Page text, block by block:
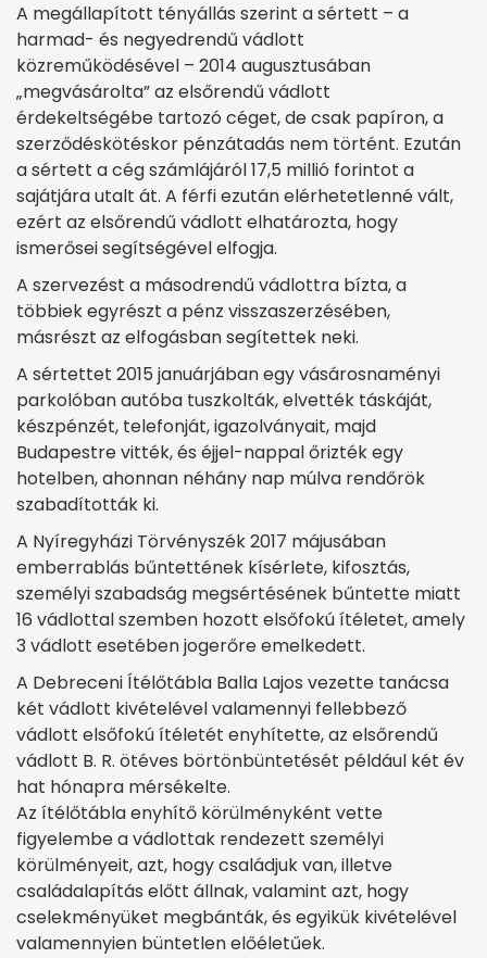
A megállapított tényállás szerint a sértett – a
harmad- és negyedrendű vádlott
közreműködésével – 2014 augusztusában
„megvásárolta” az elsőrendű vádlott
érdekeltségébe tartozó céget, de csak papíron, a
szerződéskötéskor pénzátadás nem történt. Ezután
a sértett a cég számlájáról 17,5 millió forintot a
sajátjára utalt át. A férfi ezután elérhetetlenné vált,
ezért az elsőrendű vádlott elhatározta, hogy
ismerősei segítségével elfogja.
A szervezést a másodrendű vádlottra bízta, a
többiek egyrészt a pénz visszaszerzésében,
másrészt az elfogásban segítettek neki.
A sértettet 2015 januárjában egy vásárosnaményi
parkolóban autóba tuszkolták, elvették táskáját,
készpénzét, telefonját, igazolványait, majd
Budapestre vitték, és éjjel-nappal őrizték egy
hotelben, ahonnan néhány nap múlva rendőrök
szabadították ki.
A Nyíregyházi Törvényszék 2017 májusában
emberrablás bűntettének kísérlete, kifosztás,
személyi szabadság megsértésének bűntette miatt
16 vádlottal szemben hozott elsőfokú ítéletet, amely
3 vádlott esetében jogerőre emelkedett.
A Debreceni Ítélőtábla Balla Lajos vezette tanácsa
két vádlott kivételével valamennyi fellebbező
vádlott elsőfokú ítéletét enyhítette, az elsőrendű
vádlott B. R. ötéves börtönbüntetését például két év
hat hónapra mérsékelte.
Az ítélőtábla enyhítő körülményként vette
figyelembe a vádlottak rendezett személyi
körülményeit, azt, hogy családjuk van, illetve
családalapítás előtt állnak, valamint azt, hogy
cselekményüket megbánták, és egyikük kivételével
valamennyien büntetlen előéletűek.